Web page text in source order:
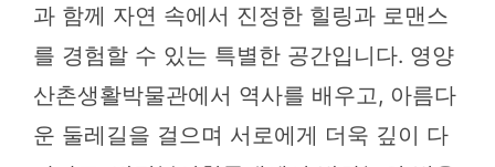
과 함께 자연 속에서 진정한 힐링과 로맨스
를 경험할 수 있는 특별한 공간입니다. 영양
산촌생활박물관에서 역사를 배우고, 아름다
운 둘레길을 걸으며 서로에게 더욱 깊이 다